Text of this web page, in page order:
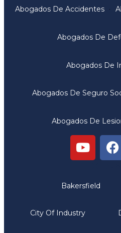
Abogados De Accidentes
Abogados De
Abogados De
Abogados De Seguro
Abogados De
Bakersfield
City Of Industry